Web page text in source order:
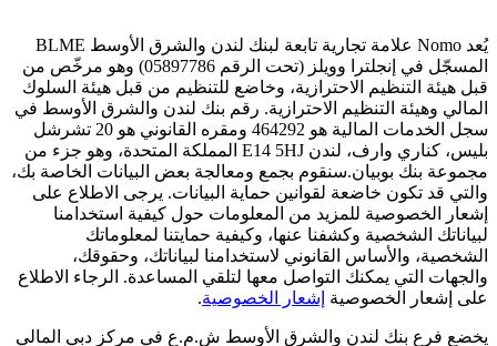
يُعد Nomo علامة تجارية تابعة لبنك لندن والشرق الأوسط BLME
المسجّل في إنجلترا وويلز (تحت الرقم 05897786) وهو مرخّص من
قبل هيئة التنظيم الاحترازية، وخاضع للتنظيم من قبل هيئة السلوك
المالي وهيئة التنظيم الاحترازية. رقم بنك لندن والشرق الأوسط في
سجل الخدمات المالية هو 464292 ومقره القانوني هو 20 تشرشل
بليس، كناري وارف، لندن E14 5HJ المملكة المتحدة، وهو جزء من
مجموعة بنك بوبيان.سنقوم بجمع ومعالجة بعض البيانات الخاصة بك،
والتي قد تكون خاضعة لقوانين حماية البيانات. يرجى الاطلاع على
إشعار الخصوصية للمزيد من المعلومات حول كيفية استخدامنا
لبياناتك الشخصية وكشفنا عنها، وكيفية حمايتنا لمعلوماتك
الشخصية، والأساس القانوني لاستخدامنا لبياناتك، وحقوقك،
والجهات التي يمكنك التواصل معها لتلقي المساعدة. الرجاء الاطلاع
على إشعار الخصوصية إشعار الخصوصية.
يخضع فرع بنك لندن والشرق الأوسط ش.م.ع في مركز دبي المالي